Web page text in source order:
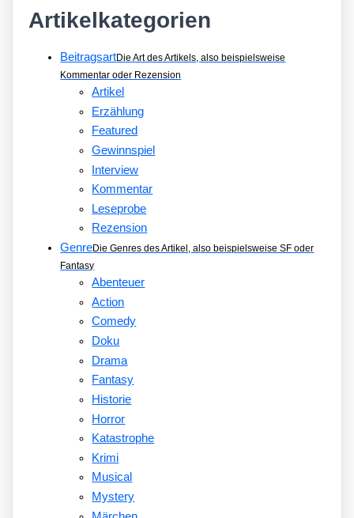
Artikelkategorien
BeitragsartDie Art des Artikels, also beispielsweise
Kommentar oder Rezension
Artikel
Erzählung
Featured
Gewinnspiel
Interview
Kommentar
Leseprobe
Rezension
GenreDie Genres des Artikel, also beispielsweise SF oder
Fantasy
Abenteuer
Action
Comedy
Doku
Drama
Fantasy
Historie
Horror
Katastrophe
Krimi
Musical
Mystery